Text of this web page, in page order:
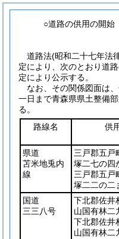
○道路の供用の開始
道路法(昭和二十七年法
定により、次のとおり道
定により公示する。
なお、その関係図面は
一日まで青森県県土整備
る。
路線名
供
県道
苫米地兎内
線
三戸郡五戸
塚二七の四
三戸郡五戸
塚二二の二
国道
三三八号
下北郡佐井
山国有林二
下北郡佐井
山国有林二